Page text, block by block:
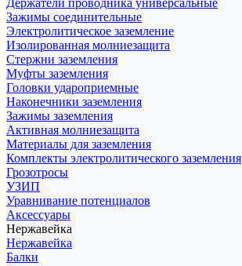
Держатели проводника универсальные
Зажимы соединительные
Электролитическое заземление
Изолированная молниезащита
Стержни заземления
Муфты заземления
Головки удароприемные
Наконечники заземления
Зажимы заземления
Активная молниезащита
Материалы для заземления
Комплекты электролитического заземления
Грозотросы
УЗИП
Уравнивание потенциалов
Аксессуары
Нержавейка
Нержавейка
Балки